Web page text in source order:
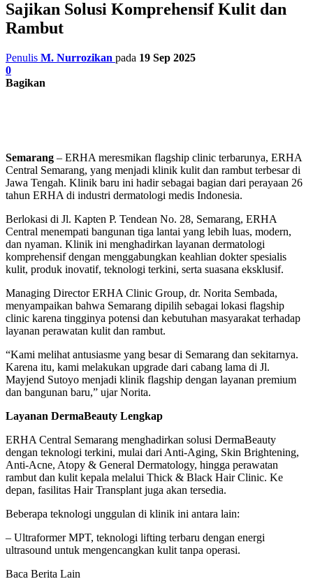
Sajikan Solusi Komprehensif Kulit dan
Rambut
Penulis M. Nurrozikan pada 19 Sep 2025
0
Bagikan
Semarang – ERHA meresmikan flagship clinic terbarunya, ERHA
Central Semarang, yang menjadi klinik kulit dan rambut terbesar di
Jawa Tengah. Klinik baru ini hadir sebagai bagian dari perayaan 26
tahun ERHA di industri dermatologi medis Indonesia.
Berlokasi di Jl. Kapten P. Tendean No. 28, Semarang, ERHA
Central menempati bangunan tiga lantai yang lebih luas, modern,
dan nyaman. Klinik ini menghadirkan layanan dermatologi
komprehensif dengan menggabungkan keahlian dokter spesialis
kulit, produk inovatif, teknologi terkini, serta suasana eksklusif.
Managing Director ERHA Clinic Group, dr. Norita Sembada,
menyampaikan bahwa Semarang dipilih sebagai lokasi flagship
clinic karena tingginya potensi dan kebutuhan masyarakat terhadap
layanan perawatan kulit dan rambut.
“Kami melihat antusiasme yang besar di Semarang dan sekitarnya.
Karena itu, kami melakukan upgrade dari cabang lama di Jl.
Mayjend Sutoyo menjadi klinik flagship dengan layanan premium
dan bangunan baru,” ujar Norita.
Layanan DermaBeauty Lengkap
ERHA Central Semarang menghadirkan solusi DermaBeauty
dengan teknologi terkini, mulai dari Anti-Aging, Skin Brightening,
Anti-Acne, Atopy & General Dermatology, hingga perawatan
rambut dan kulit kepala melalui Thick & Black Hair Clinic. Ke
depan, fasilitas Hair Transplant juga akan tersedia.
Beberapa teknologi unggulan di klinik ini antara lain:
– Ultraformer MPT, teknologi lifting terbaru dengan energi
ultrasound untuk mengencangkan kulit tanpa operasi.
Baca Berita Lain